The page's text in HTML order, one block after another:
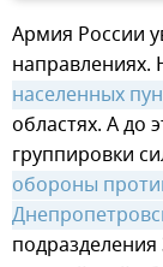
Армия России
направлениях.
населенных
областях. А до
группировки
обороны